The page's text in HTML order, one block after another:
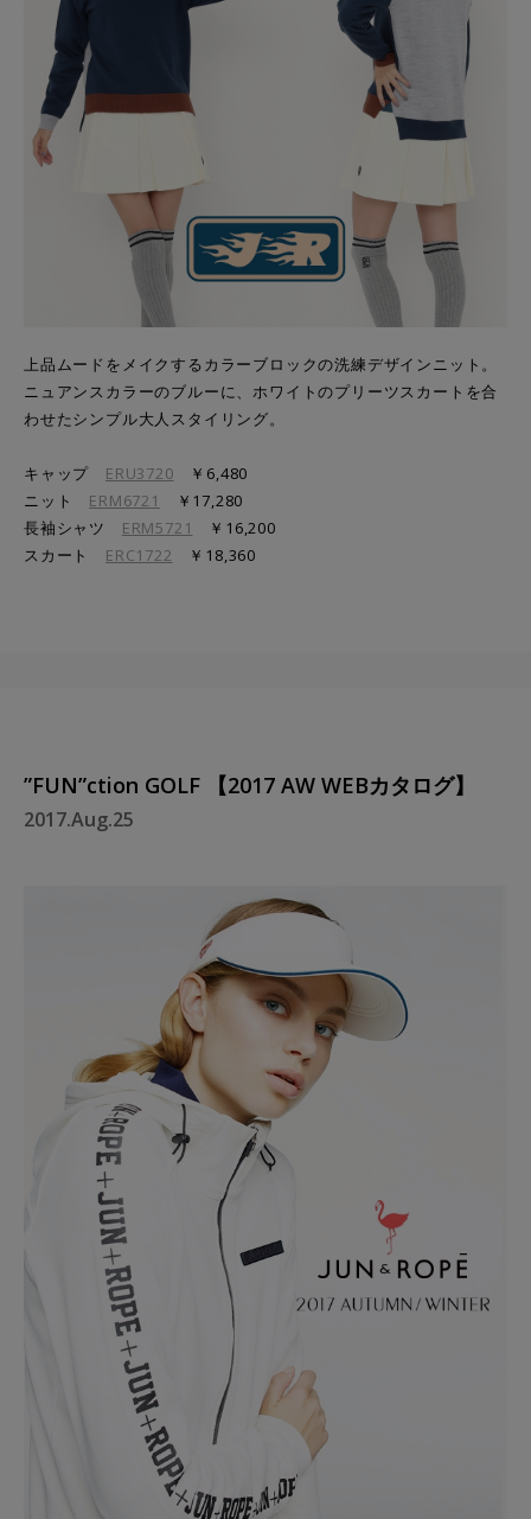
上品ムードをメイクするカラーブロックの洗練デザインニット。
ニュアンスカラーのブルーに、ホワイトのプリーツスカートを合
わせたシンプル大人スタイリング。
キャップ ERU3720 ￥6,480
ニット ERM6721
￥17,280
長袖シャツ ERM5721
￥16,200
スカート ERC1722 ￥18,360
”FUN”ction GOLF 【2017 AW WEBカタログ】
2017.Aug.25